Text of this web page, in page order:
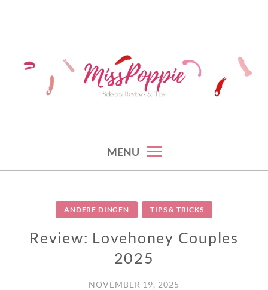
MENU
ANDERE DINGEN TIPS & TRICKS
Review: Lovehoney Couples
2025
NOVEMBER 19, 2025